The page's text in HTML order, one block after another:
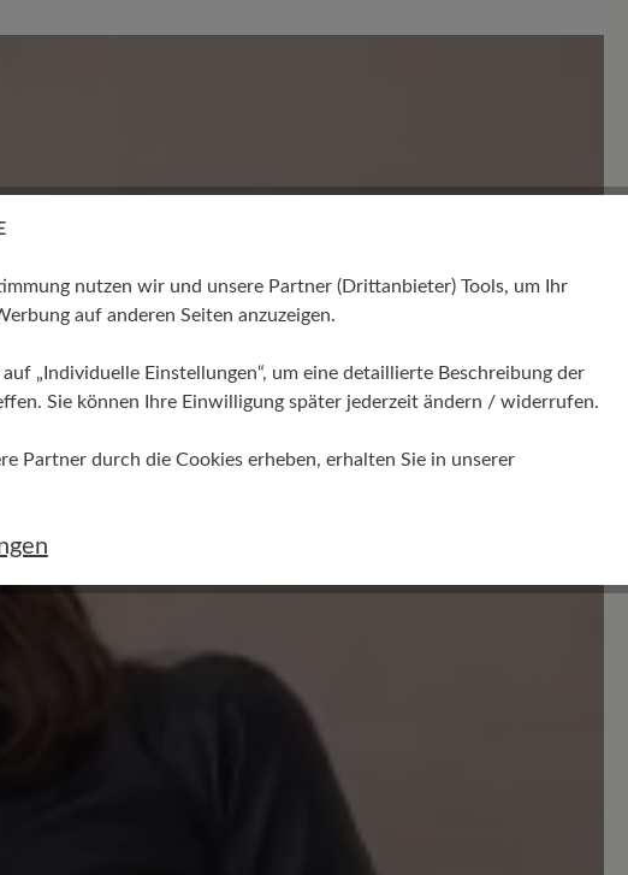
nutzen wir und unsere Partner (Drittanbieter) Tools, um Ihr
auf anderen Seiten anzuzeigen.
„Individuelle Einstellungen“, um eine detaillierte Beschreibung der
Sie können Ihre Einwilligung später jederzeit ändern / widerrufen.
Partner durch die Cookies erheben, erhalten Sie in unserer